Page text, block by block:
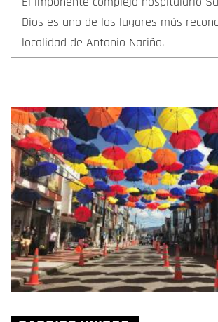
Dios es uno de los lugares más
localidad de Antonio Nariño.